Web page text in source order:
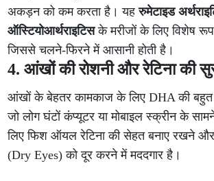
अकड़न को कम करता है। यहरुमेटाइड
ऑस्टियोआर्थराइटिसके मरीजों के लिए विशेष
जिससे चलने-फिरने में आसानी होती है।
4. आंखों की रोशनी और रेटिना की
आंखों के बेहतर कामकाज के लिए DHA की बहुत
जो लोग घंटों कंप्यूटर या मोबाइल स्क्रीन के
लिए फिश ऑयल रेटिना की सेहत बनाए रखने
(Dry Eyes) को दूर करने में मददगार है।